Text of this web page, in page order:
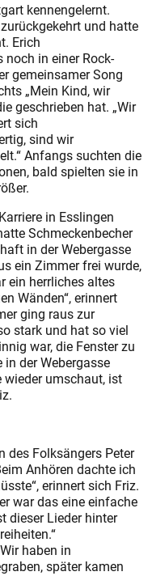
kennengelernt.
und hatte
Erich
in einer Rock-
gemeinsamer Song
„Mein Kind, wir
geschrieben hat. „Wir
sich
sind wir
Anfangs suchten die
bald spielten sie in
in Esslingen
Schmeckenbecher
in der Webergasse
ein Zimmer frei wurde,
ein herrliches altes
Wänden“, erinnert
ging raus zur
stark und hat so viel
war, die Fenster zu
der Webergasse
umschaut, ist
des Folksängers Peter
Anhören dachte ich
erinnert sich Friz.
war das eine einfache
dieser Lieder hinter
haben in
später kamen